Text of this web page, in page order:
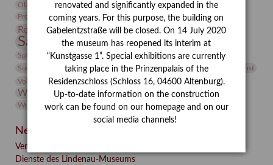
Objekt im Fokus
Paul Klee Peter Schnürpel Phelloplastik
Pohlhof
Provenienz
Provenienzforschung
Restaurierung Restitution Rudi Lesser Ruth Wolf-Rehfeld
Sammlung Samstagszeichner Skulptur
Sonderausstellung
Sphinx
studio Studio Bildende Kunst
studioDIGITAL
Suermondt-Ludwig-Museum
Vermittlung Video
Videokunst
Volontariat
Walter Rheiner Weihnachten Werefkin
Werkbetrachtung Winter Wissenschaft
Wolf and Dog
Wolf und Hund
Zirkuswoche
Neueste Beiträge
Verschenkt, verkauft, vergessen? – Kunstdetektivinnen im
Dienste des Lindenau-Museums
renovated and significantly expanded in the
coming years. For this purpose, the building on
Gabelentzstraße will be closed. On 14 July 2020
the museum has reopened its interim at
“Kunstgasse 1”. Special exhibitions are currently
taking place in the Prinzenpalais of the
Residenzschloss (Schloss 16, 04600 Altenburg).
Up-to-date information on the construction
work can be found on our homepage and on our
social media channels!